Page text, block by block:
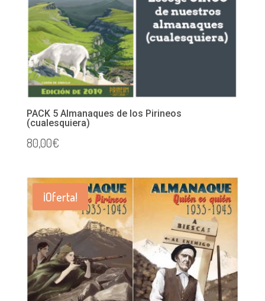
PACK 5 Almanaques de los Pirineos
(cualesquiera)
80,00€
¡Oferta!